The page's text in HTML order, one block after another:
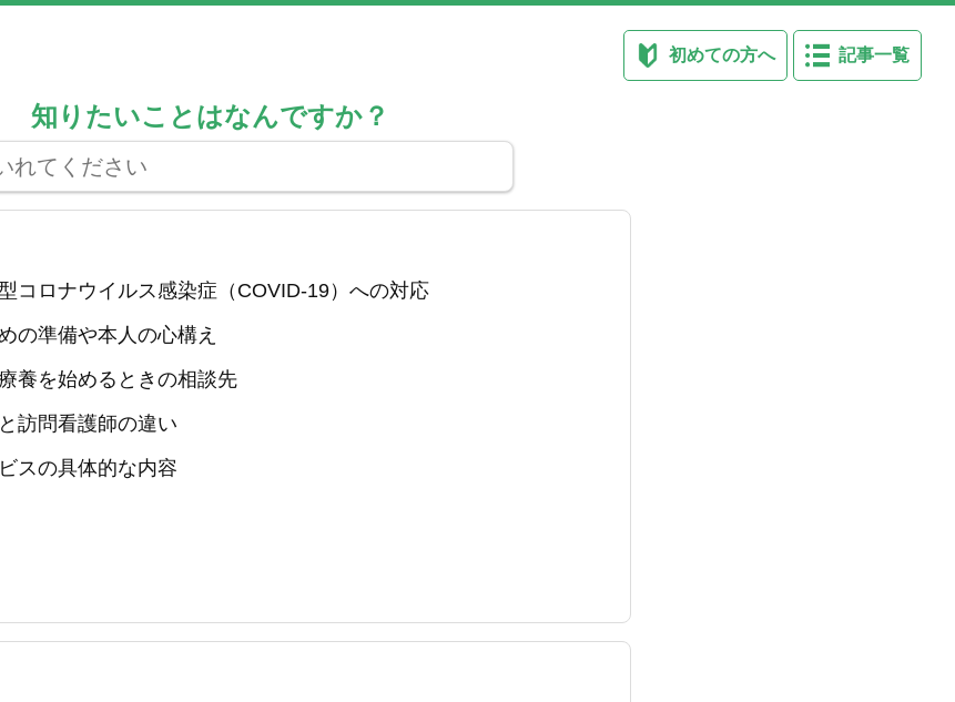
初めての方へ 記事一覧
知りたいことはなんですか？
コロナウイルス感染症（COVID-19）への対応
の準備や本人の心構え
養を始めるときの相談先
訪問看護師の違い
スの具体的な内容